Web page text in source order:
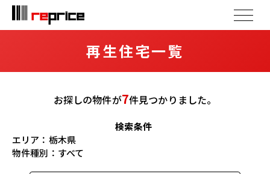
再生住宅一覧
お探しの物件が7件見つかりました。
検索条件
エリア： 栃木県
物件種別： すべて